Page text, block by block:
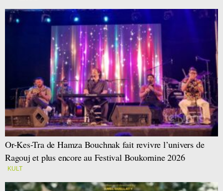
Or-Kes-Tra de Hamza Bouchnak fait revivre l’univers de
Ragouj et plus encore au Festival Boukornine 2026
KULT